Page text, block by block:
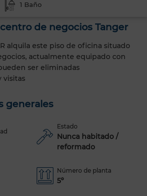
1 Baño
de negocios Tanger
alquila este piso de oficina situado
actualmente equipado con
ser eliminadas
visitas
generales
Estado
Nunca habitado /
reformado
Número de planta
5º